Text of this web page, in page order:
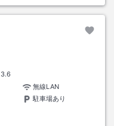
3.6
無線LAN
駐車場あり